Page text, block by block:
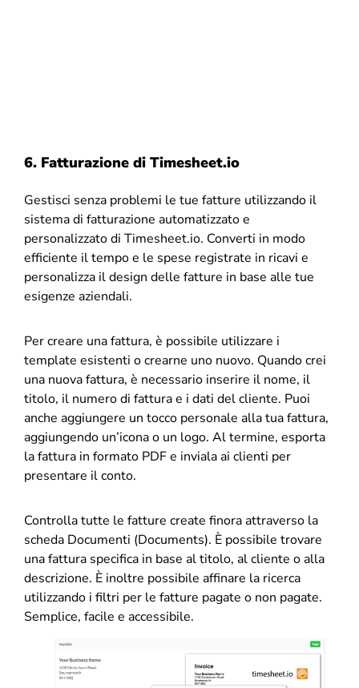
6. Fatturazione di Timesheet.io
Gestisci senza problemi le tue fatture utilizzando il
sistema di fatturazione automatizzato e
personalizzato di Timesheet.io. Converti in modo
efficiente il tempo e le spese registrate in ricavi e
personalizza il design delle fatture in base alle tue
esigenze aziendali.
Per creare una fattura, è possibile utilizzare i
template esistenti o crearne uno nuovo. Quando crei
una nuova fattura, è necessario inserire il nome, il
titolo, il numero di fattura e i dati del cliente. Puoi
anche aggiungere un tocco personale alla tua fattura,
aggiungendo un’icona o un logo. Al termine, esporta
la fattura in formato PDF e inviala ai clienti per
presentare il conto.
Controlla tutte le fatture create finora attraverso la
scheda Documenti (Documents). È possibile trovare
una fattura specifica in base al titolo, al cliente o alla
descrizione. È inoltre possibile affinare la ricerca
utilizzando i filtri per le fatture pagate o non pagate.
Semplice, facile e accessibile.